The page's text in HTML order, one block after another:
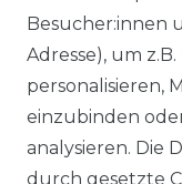
/ H (m /h)
dB(A))
Besucher:innen
Adresse), um
personalisieren,
einzubinden
analysieren. Die
durch gesetzte